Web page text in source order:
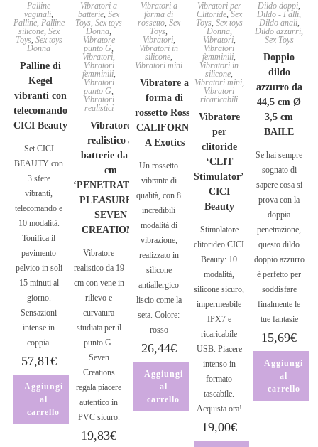
Palline
vaginali,
Palline, Palline
silicone, Sex
Toys, Sex toys
Donna
Palline di
Kegel
vibranti con
telecomando
CICI Beauty
Set CICI
BEAUTY con
3 sfere
vibranti,
telecomando e
10 modalità.
Tonifica il
pavimento
pelvico in soli
15 minuti al
giorno.
Sensazioni
intense in
coppia.
57,81€
Aggiungi
al
carrello
Vibratori a
batterie,Sex
Toys,Sex toys
Donna,
Vibratore
punto G,
Vibratori,
Vibratori
femminili,
Vibratori
punto G,
Vibratori
realistici
Vibratore
realistico a
batterie da 19
cm
‘PENETRATING
PLEASURES’
SEVEN
CREATIONS
Vibratore
realistico da 19
cm con vene in
rilievo e
curvatura
studiata per il
punto G.
Seven
Creations
regala piacere
autentico in
PVC sicuro.
19,83€
Vibratori a
forma di
rossetto, Sex
Toys,
Vibratori,
Vibratori in
silicone,
Vibratori mini
Vibratore a
forma di
rossetto Rosso
CALIFORNI
A Exotics
Un rossetto
vibrante di
qualità, con 8
incredibili
modalità di
vibrazione,
realizzato in
silicone
antiallergico
liscio come la
seta. Colore:
rosso
26,44€
Aggiungi
al
carrello
Vibratori per
Clitoride, Sex
Toys, Sex toys
Donna,
Vibratori,
Vibratori
femminili,
Vibratori in
silicone,
Vibratori mini,
Vibratori
ricaricabili
Vibratore
per
clitoride
‘CLIT
Stimulator’
CICI
Beauty
Stimolatore
clitorideo CICI
Beauty: 10
modalità,
silicone sicuro,
impermeabile
IPX7 e
ricaricabile
USB. Piacere
intenso in
formato
tascabile.
Acquista ora!
19,00€
Dildo doppi,
Dildo - Falli,
Dildo anali,
Dildo azzurri,
Sex Toys
Doppio
dildo
azzurro da
44,5 cm Ø
3,5 cm
BAILE
Se hai sempre
sognato di
sapere cosa si
prova con la
doppia
penetrazione,
questo dildo
doppio azzurro
è perfetto per
soddisfare
finalmente le
tue fantasie
15,69€
Aggiungi
al
carrello